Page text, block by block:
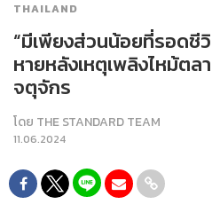
THAILAND
“มีเพียงส่วนน้อยที่รอดชี
หายหลังเหตุเพลิงไหม้ตล
จตุจักร
โดย THE STANDARD TEAM
11.06.2024